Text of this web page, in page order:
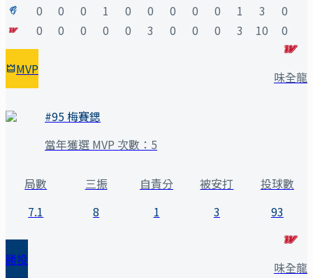
0
0 0 1 0 0 0 0 0 1 3
0
0
0 0 0 0 3 0 0 0 3 10 0
MVP 味全龍
#95 梅賽鍶
當年獲選 MVP 次數： 5
局數
7.1
三振
8
自責分
1
被安打
3
投球數
93
勝投 味全龍